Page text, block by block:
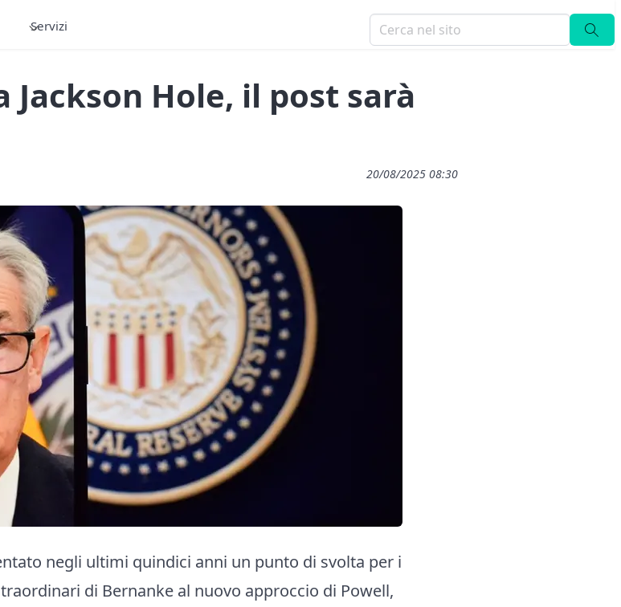
Servizi
Hole, il post sarà
20/08/2025 08:30
negli ultimi quindici anni un punto di svolta per i
di Bernanke al nuovo approccio di Powell,